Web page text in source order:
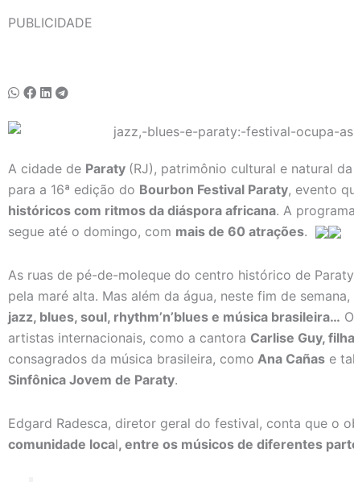
PUBLICIDADE
A cidade de Paraty (RJ), patrimônio cultural e natural
para a 16ª edição do Bourbon Festival Paraty, evento
históricos com ritmos da diáspora africana. A
segue até o domingo, com mais de 60 atrações.
As ruas de pé-de-moleque do centro histórico de
pela maré alta. Mas além da água, neste fim de semana,
jazz, blues, soul, rhythm’n’blues e música brasileira…
artistas internacionais, como a cantora Carlise Guy,
consagrados da música brasileira, como Ana Cañas e
Sinfônica Jovem de Paraty.
Edgard Radesca, diretor geral do festival, conta que o
comunidade local, entre os músicos de diferentes